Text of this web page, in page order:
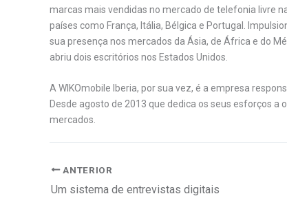
marcas mais vendidas no mercado de telefonia livre
países como França, Itália, Bélgica e Portugal.
sua presença nos mercados da Ásia, de África e do
abriu dois escritórios nos Estados Unidos.
A WIKOmobile Iberia, por sua vez, é a empresa
Desde agosto de 2013 que dedica os seus esforços
mercados.
ANTERIOR
Um sistema de entrevistas digitais